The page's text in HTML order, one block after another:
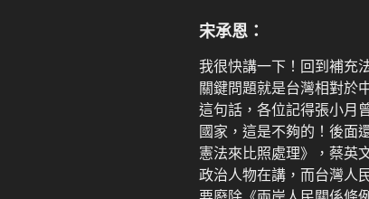
宋承恩：
我很快講一下！回到補充
關鍵問題就是台灣相對於
這句話，各位記得張小月
國家，這是不夠的！後面
憲法來比照處理》，蔡英
政治人物在講，而台灣人